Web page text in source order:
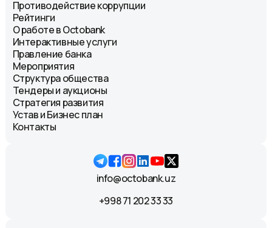
Противодействие коррупции
Рейтинги
О работе в Octobank
Интерактивные услуги
Правление банка
Мероприятия
Структура общества
Тендеры и аукционы
Стратегия развития
Устав и Бизнес план
Контакты
info@octobank.uz
+998 71 202 33 33